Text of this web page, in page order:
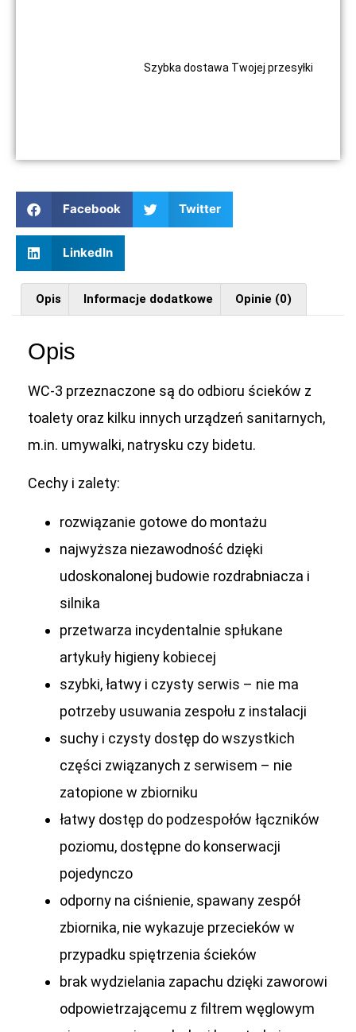
Facebook Twitter
LinkedIn
Szybka dostawa Twojej przesyłki
Opis Informacje dodatkowe Opinie (0)
Opis
WC-3 przeznaczone są do odbioru ścieków z
toalety oraz kilku innych urządzeń sanitarnych,
m.in. umywalki, natrysku czy bidetu.
Cechy i zalety:
rozwiązanie gotowe do montażu
najwyższa niezawodność dzięki
udoskonalonej budowie rozdrabniacza i
silnika
przetwarza incydentalnie spłukane
artykuły higieny kobiecej
szybki, łatwy i czysty serwis – nie ma
potrzeby usuwania zespołu z instalacji
suchy i czysty dostęp do wszystkich
części związanych z serwisem – nie
zatopione w zbiorniku
łatwy dostęp do podzespołów łączników
poziomu, dostępne do konserwacji
pojedynczo
odporny na ciśnienie, spawany zespół
zbiornika, nie wykazuje przecieków w
przypadku spiętrzenia ścieków
brak wydzielania zapachu dzięki zaworowi
odpowietrzającemu z filtrem węglowym